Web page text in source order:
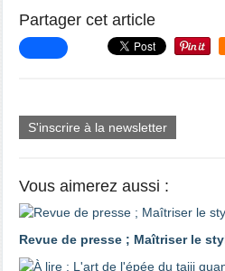
Partager cet article
S'inscrire à la newsletter
Vous aimerez aussi :
Revue de presse ; Maîtriser le